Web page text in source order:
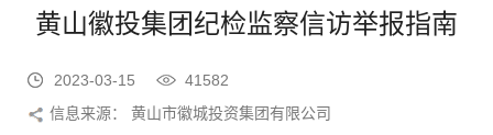
黄山徽投集团纪检监察信访举报指南
2023-03-15
41582
信息来源： 黄山市徽城投资集团有限公司